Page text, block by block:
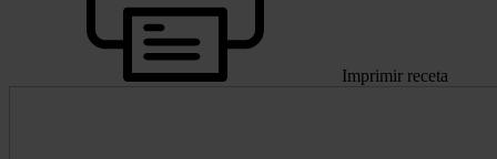
Imprimir receta